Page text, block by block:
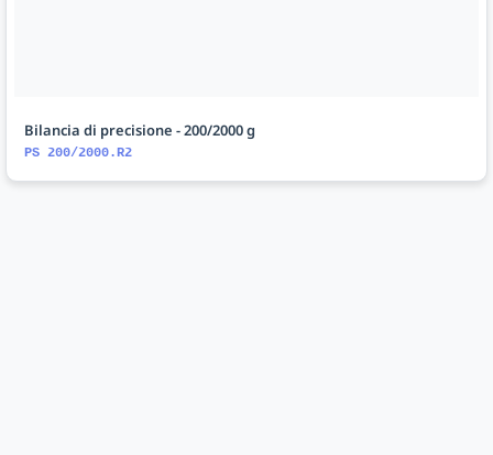
Bilancia di precisione - 200/2000 g
PS 200/2000.R2